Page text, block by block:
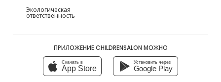
Экологическая
ответственность
ПРИЛОЖЕНИЕ CHILDRENSALON МОЖНО
Скачать в
App Store
Установить через
Google Play